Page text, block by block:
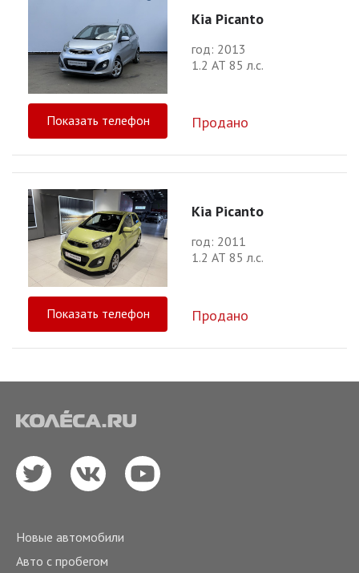
Kia Picanto
год: 2013
1.2 АТ 85 л.с.
Показать телефон Продано
Kia Picanto
год: 2011
1.2 АТ 85 л.с.
Показать телефон Продано
Новые автомобили
Авто с пробегом